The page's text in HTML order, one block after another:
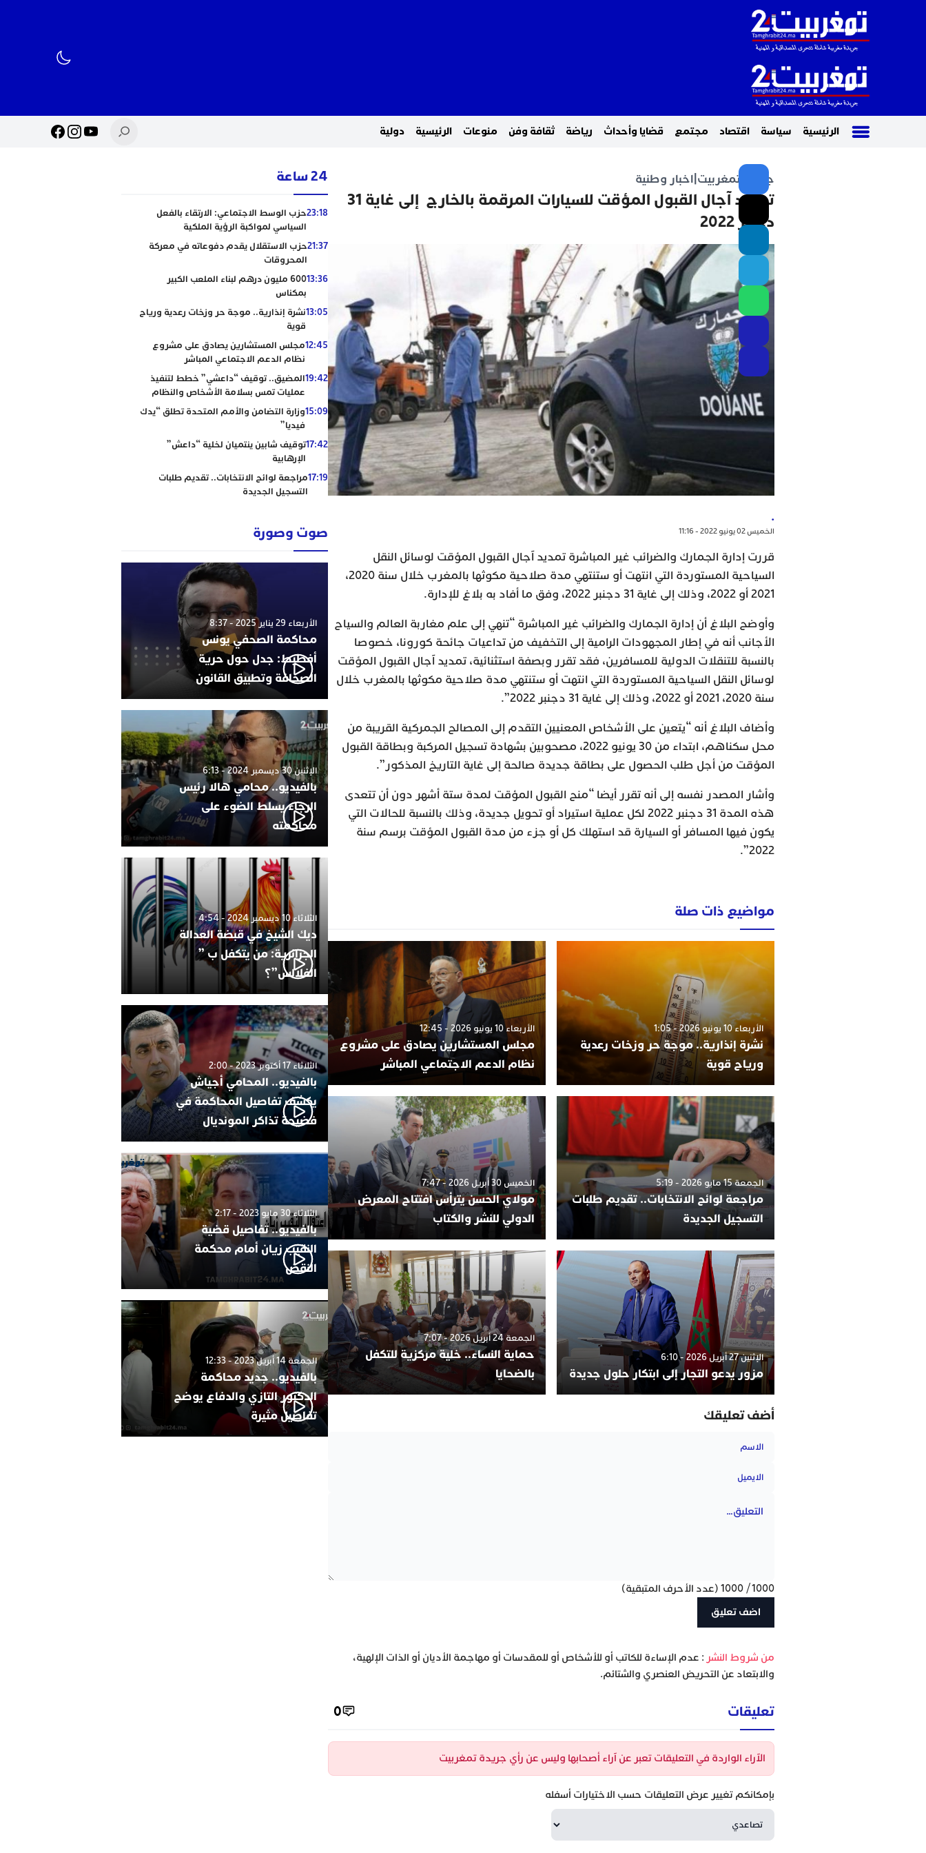
الرئيسية سياسة اقتصاد مجتمع قضايا وأحداث رياضة ثقافة وفن منوعات الرئيسية دولية
جريدة تمغربيت اخبار وطنية
تمديد آجال القبول المؤقت للسيارات المرقمة بالخارج إلى غاية 31
دجنبر 2022
.
الخميس 02 يونيو 2022 - 11:16
قررت إدارة الجمارك والضرائب غير المباشرة تمديد آجال القبول المؤقت لوسائل النقل
السياحية المستوردة التي انتهت أو ستنتهي مدة صلاحية مكوثها بالمغرب خلال سنة 2020،
2021 أو 2022، وذلك إلى غاية 31 دجنبر 2022، وفق ما أفاد به بلاغ للإدارة.
وأوضح البلاغ أن إدارة الجمارك والضرائب غير المباشرة “تنهي إلى علم مغاربة العالم والسياح
الأجانب أنه في إطار المجهودات الرامية إلى التخفيف من تداعيات جائحة كورونا، خصوصا
بالنسبة للتنقلات الدولية للمسافرين، فقد تقرر وبصفة استثنائية، تمديد آجال القبول المؤقت
لوسائل النقل السياحية المستوردة التي انتهت أو ستنتهي مدة صلاحية مكوثها بالمغرب خلال
سنة 2020، 2021 أو 2022، وذلك إلى غاية 31 دجنبر 2022”.
وأضاف البلاغ أنه “يتعين على الأشخاص المعنيين التقدم إلى المصالح الجمركية القريبة من
محل سكناهم، ابتداء من 30 يونيو 2022، مصحوبين بشهادة تسجيل المركبة وبطاقة القبول
المؤقت من أجل طلب الحصول على بطاقة جديدة صالحة إلى غاية التاريخ المذكور”.
وأشار المصدر نفسه إلى أنه تقرر أيضا “منح القبول المؤقت لمدة ستة أشهر دون أن تتعدى
هذه المدة 31 دجنبر 2022 لكل عملية استيراد أو تحويل جديدة، وذلك بالنسبة للحالات التي
يكون فيها المسافر أو السيارة قد استهلك كل أو جزء من مدة القبول المؤقت برسم سنة
2022”.
مواضيع ذات صلة
الأربعاء 10 يونيو 2026 - 1:05
نشرة إنذارية.. موجة حر وزخات رعدية
ورياح قوية
الأربعاء 10 يونيو 2026 - 12:45
مجلس المستشارين يصادق على مشروع
نظام الدعم الاجتماعي المباشر
الجمعة 15 مايو 2026 - 5:19
مراجعة لوائح الانتخابات.. تقديم طلبات
التسجيل الجديدة
الخميس 30 أبريل 2026 - 7:47
مولاي الحسن يترأس افتتاح المعرض
الدولي للنشر والكتاب
الإثنين 27 أبريل 2026 - 6:10
مزور يدعو التجار إلى ابتكار حلول جديدة
الجمعة 24 أبريل 2026 - 7:07
حماية النساء.. خلية مركزية للتكفل
بالضحايا
أضف تعليقك
1000
/
1000 (عدد الأحرف المتبقية)
‫من شروط النشر : عدم الإساءة للكاتب أو للأشخاص أو للمقدسات أو مهاجمة الأديان أو الذات الإلهية،
والابتعاد عن التحريض العنصري والشتائم.
تعليقات 0
الآراء الواردة في التعليقات تعبر عن آراء أصحابها وليس عن رأي جريدة تمغربيت
بإمكانكم تغيير عرض التعليقات حسب الاختيارات أسفله
24 ساعة
23:18حزب الوسط الاجتماعي: الارتقاء بالفعل
السياسي لمواكبة الرؤية الملكية
21:37حزب الاستقلال يقدم دفوعاته في معركة
المحروقات
13:36
600 مليون درهم لبناء الملعب الكبير
بمكناس
13:05نشرة إنذارية.. موجة حر وزخات رعدية ورياح
قوية
12:45مجلس المستشارين يصادق على مشروع
نظام الدعم الاجتماعي المباشر
19:42المضيق.. توقيف “داعشي” خطط لتنفيذ
عمليات تمس بسلامة الأشخاص والنظام
15:09وزارة التضامن والأمم المتحدة تطلق “يدك
فيديا”
17:42توقيف شابين ينتميان لخلية “داعش”
الإرهابية
17:19مراجعة لوائح الانتخابات.. تقديم طلبات
التسجيل الجديدة
صوت وصورة
الأربعاء 29 يناير 2025 - 8:37
محاكمة الصحفي يونس
أفطيط: جدل حول حرية
الصحافة وتطبيق القانون
الإثنين 30 ديسمبر 2024 - 6:13
بالفيديو.. محامي هالا رئيس
الرجاء يسلط الضوء على
محاكمته
الثلاثاء 10 ديسمبر 2024 - 4:54
ديك الشيخ في قبضة العدالة
الجزائرية: من يتكفل ب ”
الفلالس”؟
الثلاثاء 17 أكتوبر 2023 - 2:00
بالفيديو.. المحامي أجياش
يكشف تفاصيل المحاكمة في
فضيحة تذاكر المونديال
الثلاثاء 30 مايو 2023 - 2:17
بالفيديو.. تفاصيل قضية
النقيب زيان أمام محكمة
النقض
الجمعة 14 أبريل 2023 - 12:33
بالفيديو.. جديد محاكمة
الدكتور التازي والدفاع يوضح
تفاصيل مثيرة